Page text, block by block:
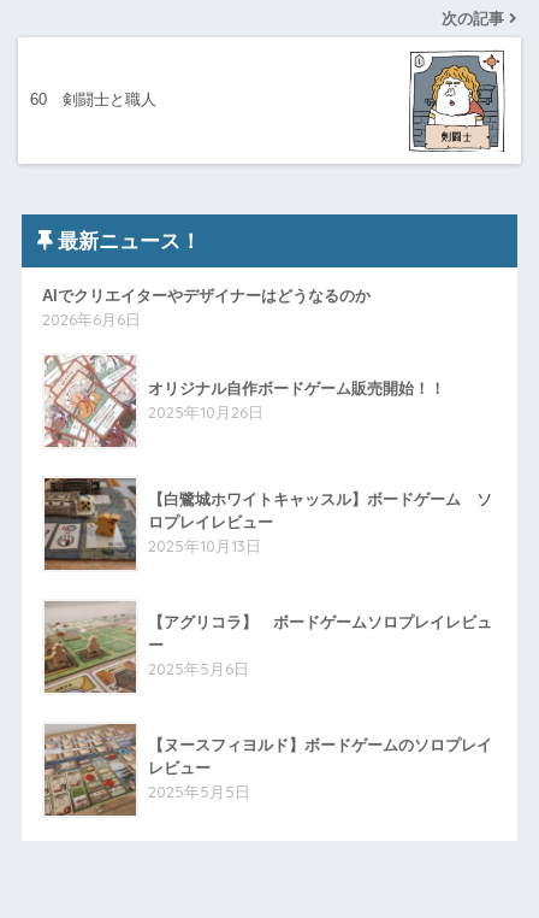
次の記事
60 剣闘士と職人
最新ニュース！
AIでクリエイターやデザイナーはどうなるのか
2026年6月6日
オリジナル自作ボードゲーム販売開始！！
2025年10月26日
【白鷺城ホワイトキャッスル】ボードゲーム ソ
ロプレイレビュー
2025年10月13日
【アグリコラ】 ボードゲームソロプレイレビュ
ー
2025年5月6日
【ヌースフィヨルド】ボードゲームのソロプレイ
レビュー
2025年5月5日